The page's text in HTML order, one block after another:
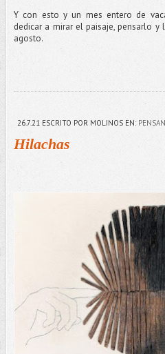
Y con esto y un mes entero de
dedicar a mirar el paisaje, pensarlo y
agosto.
26.7.21 ESCRITO POR MOLINOS EN:
Hilachas